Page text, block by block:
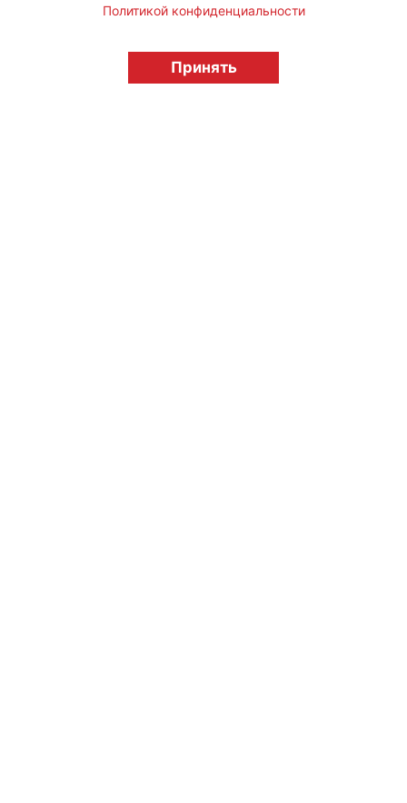
licensingrussia.ru, 2009-2026 12+
Политикой конфиденциальности
Принять